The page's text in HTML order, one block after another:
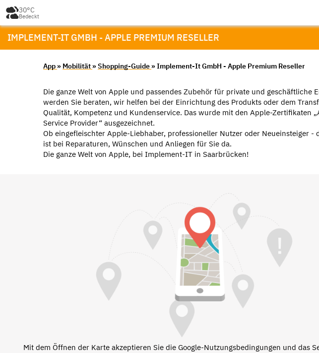
30°C
Bedeckt
IMPLEMENT-IT GMBH - APPLE PREMIUM RESELLER
App » Mobilität »Shopping-Guide » Implement-It GmbH - Apple Premium Reseller
Die ganze Welt von Apple und passendes Zubehör für private und geschäftliche
werden Sie beraten, wir helfen bei der Einrichtung des Produkts oder dem
Qualität, Kompetenz und Kundenservice. Das wurde mit den Apple-Zertifikaten
Service Provider“ ausgezeichnet.
Ob eingefleischter Apple-Liebhaber, professioneller Nutzer oder Neueinsteiger -
ist bei Reparaturen, Wünschen und Anliegen für Sie da.
Die ganze Welt von Apple, bei Implement-IT in Saarbrücken!
Mit dem Öffnen der Karte akzeptieren Sie die Google-Nutzungsbedingungen und das